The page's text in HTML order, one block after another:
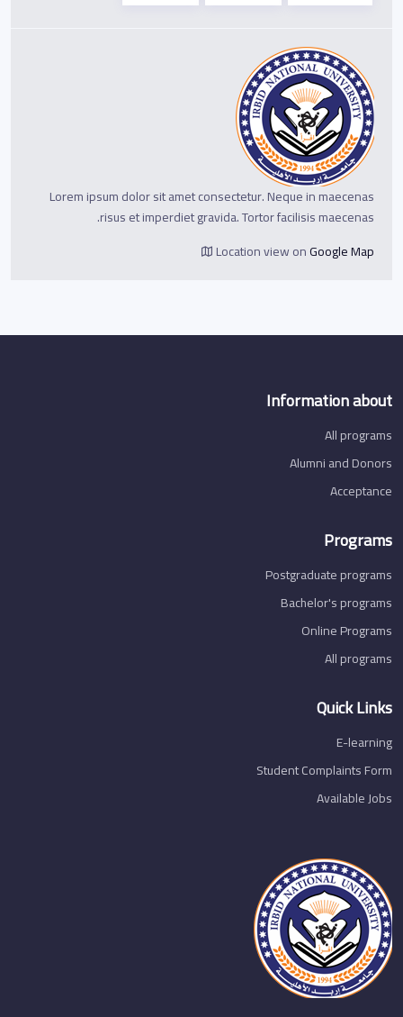
Lorem ipsum dolor sit amet consectetur. Neque in maecenas
risus et imperdiet gravida. Tortor facilisis maecenas.
Location view onGoogle Map
Information about
All programs
Alumni and Donors
Acceptance
Programs
Postgraduate programs
Bachelor's programs
Online Programs
All programs
Quick Links
E-learning
Student Complaints Form
Available Jobs